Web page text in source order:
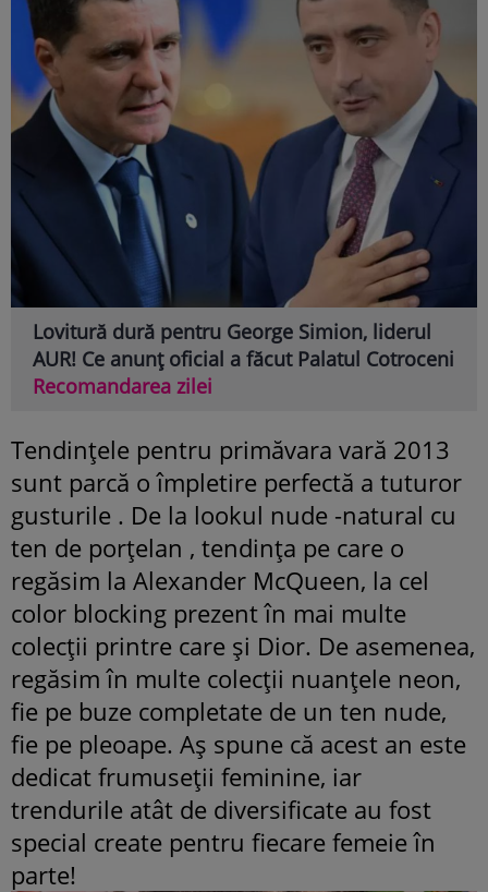
Lovitură dură pentru George Simion, liderul
AUR! Ce anunț oficial a făcut Palatul Cotroceni
Recomandarea zilei
Tendinţele pentru primăvara vară 2013
sunt parcă o împletire perfectă a tuturor
gusturile . De la lookul nude -natural cu
ten de porţelan , tendința pe care o
regăsim la Alexander McQueen, la cel
color blocking prezent în mai multe
colecţii printre care şi Dior. De asemenea,
regăsim în multe colecţii nuanţele neon,
fie pe buze completate de un ten nude,
fie pe pleoape. Aş spune că acest an este
dedicat frumuseţii feminine, iar
trendurile atât de diversificate au fost
special create pentru fiecare femeie în
parte!